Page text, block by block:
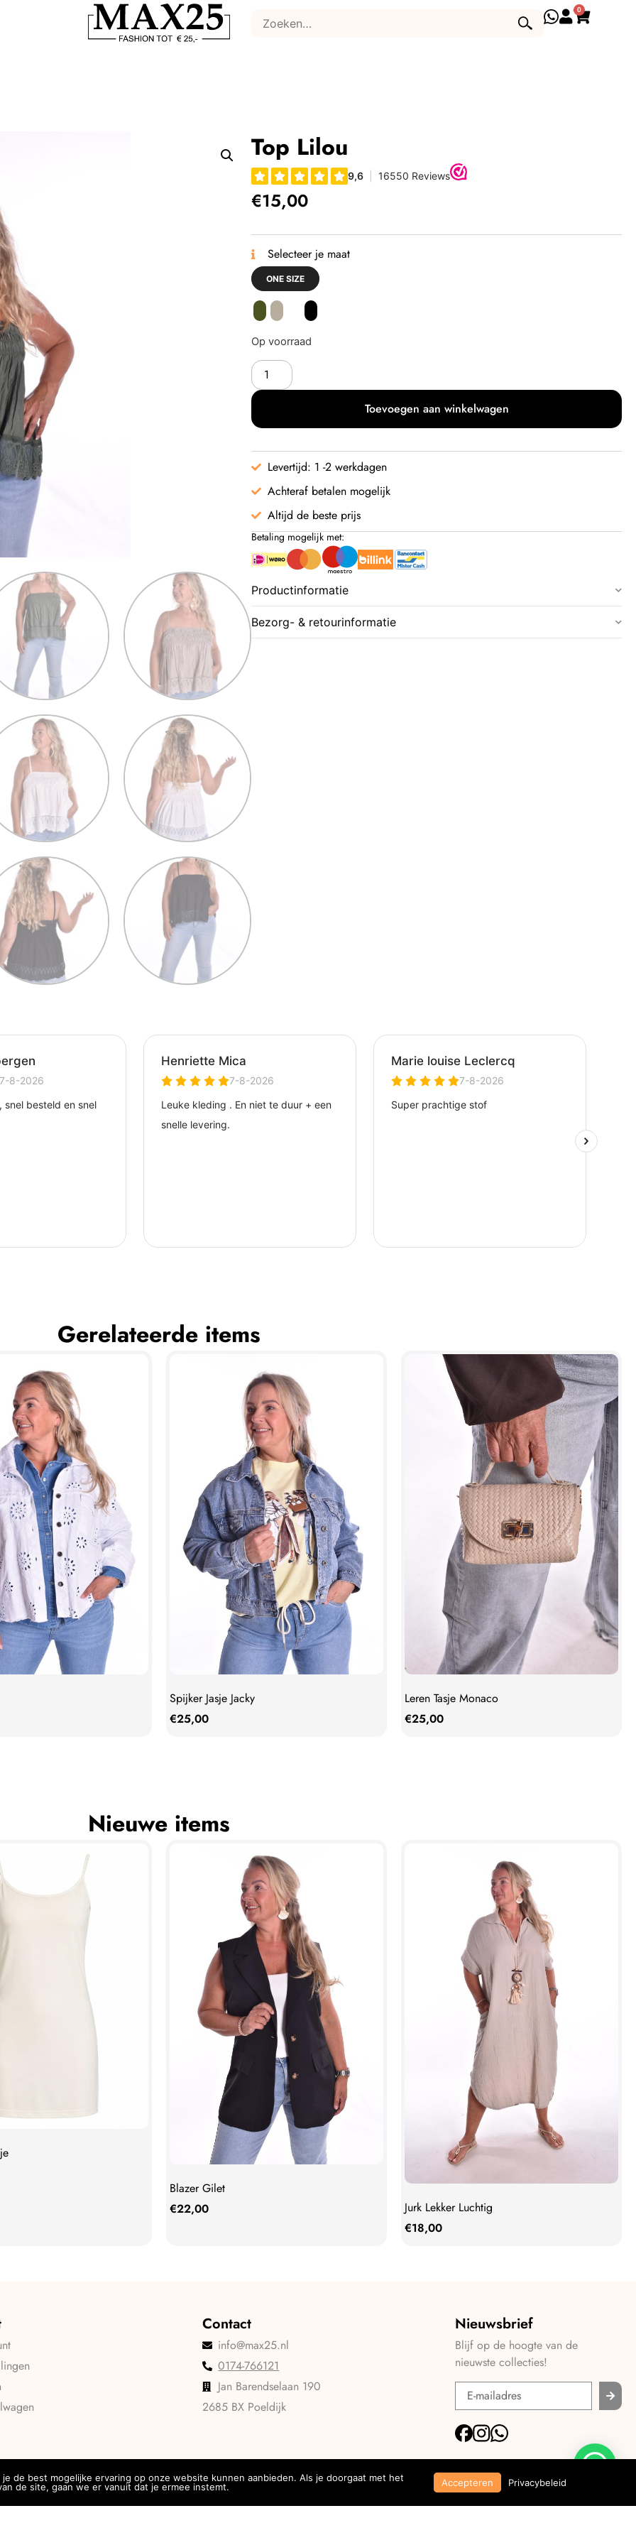
0
Top Lilou
€15,00
Selecteer je maat
ONE SIZE
Op voorraad
Toevoegen aan winkelwagen
Levertijd: 1 -2 werkdagen
Achteraf betalen mogelijk
Altijd de beste prijs
Betaling mogelijk met:
Productinformatie
Bezorg- & retourinformatie
Gerelateerde items
Spijker Jasje Jacky
€25,00
Leren Tasje Monaco
€25,00
Nieuwe items
Blazer Gilet
€22,00
Jurk Lekker Luchtig
€18,00
Contact
info@max25.nl
0174-766121
Jan Barendselaan 190
2685 BX Poeldijk
Nieuwsbrief
Blijf op de hoogte van de
nieuwste collecties!
de best mogelijke ervaring op onze website kunnen aanbieden. Als je doorgaat met het
de site, gaan we er vanuit dat je ermee instemt.
Accepteren Privacybeleid